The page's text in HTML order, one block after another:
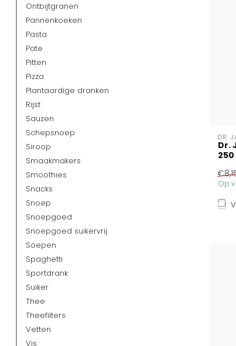
Ontbijtgranen
Pannenkoeken
Pasta
Pate
Pitten
Pizza
Plantaardige dranken
Rijst
Sauzen
Schepsnoep
Siroop
Smaakmakers
Smoothies
Snacks
Snoep
Snoepgoed
Snoepgoed suikervrij
Soepen
Spaghetti
Sportdrank
Suiker
Thee
Theefilters
Vetten
Vis
DR.
Dr.
Op